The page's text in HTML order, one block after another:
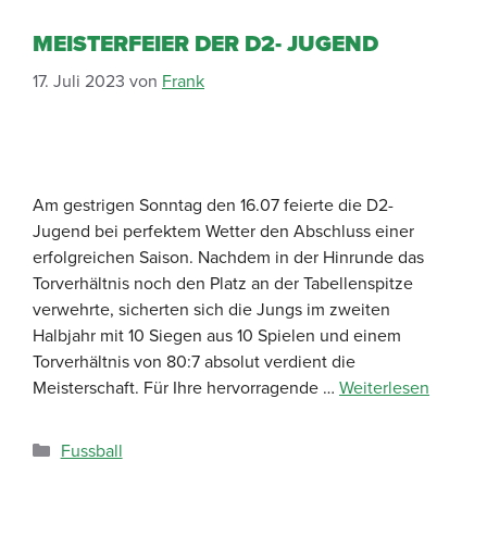
MEISTERFEIER DER D2- JUGEND
17. Juli 2023 von Frank
Am gestrigen Sonntag den 16.07 feierte die D2-
Jugend bei perfektem Wetter den Abschluss einer
erfolgreichen Saison. Nachdem in der Hinrunde das
Torverhältnis noch den Platz an der Tabellenspitze
verwehrte, sicherten sich die Jungs im zweiten
Halbjahr mit 10 Siegen aus 10 Spielen und einem
Torverhältnis von 80:7 absolut verdient die
Meisterschaft. Für Ihre hervorragende … Weiterlesen
Fussball